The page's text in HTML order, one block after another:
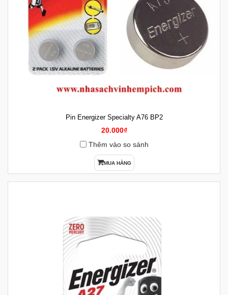
Pin Energizer Specialty A76 BP2
20.000₫
Thêm vào so sánh
MUA HÀNG